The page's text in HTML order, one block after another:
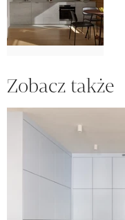
Zobacz także